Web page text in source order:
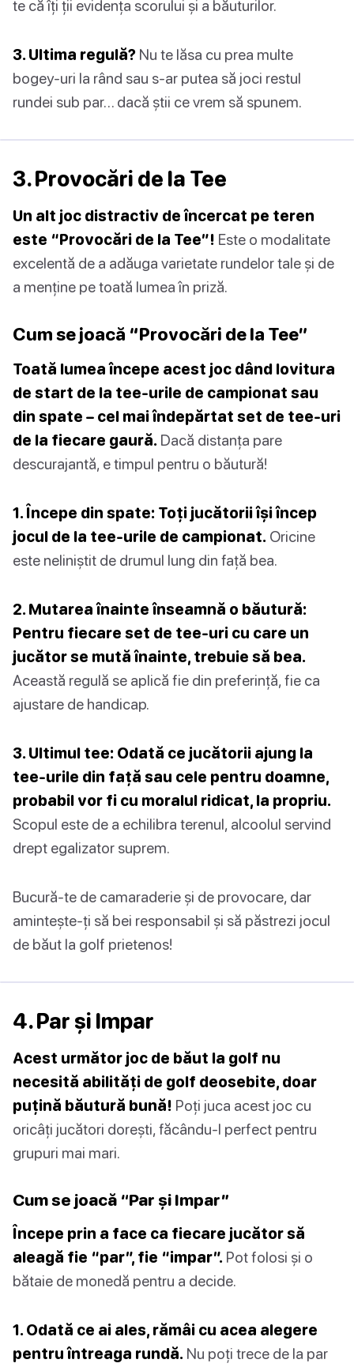
te că îți ții evidența scorului și a băuturilor.
3. Ultima regulă? Nu te lăsa cu prea multe
bogey-uri la rând sau s-ar putea să joci restul
rundei sub par… dacă știi ce vrem să spunem.
3. Provocări de la Tee
Un alt joc distractiv de încercat pe teren
este “Provocări de la Tee”! Este o modalitate
excelentă de a adăuga varietate rundelor tale și de
a menține pe toată lumea în priză.
Cum se joacă “Provocări de la Tee”
Toată lumea începe acest joc dând lovitura
de start de la tee-urile de campionat sau
din spate – cel mai îndepărtat set de tee-uri
de la fiecare gaură. Dacă distanța pare
descurajantă, e timpul pentru o băutură!
1. Începe din spate: Toți jucătorii își încep
jocul de la tee-urile de campionat. Oricine
este neliniștit de drumul lung din față bea.
2. Mutarea înainte înseamnă o băutură:
Pentru fiecare set de tee-uri cu care un
jucător se mută înainte, trebuie să bea.
Această regulă se aplică fie din preferință, fie ca
ajustare de handicap.
3. Ultimul tee: Odată ce jucătorii ajung la
tee-urile din față sau cele pentru doamne,
probabil vor fi cu moralul ridicat, la propriu.
Scopul este de a echilibra terenul, alcoolul servind
drept egalizator suprem.
Bucură-te de camaraderie și de provocare, dar
amintește-ți să bei responsabil și să păstrezi jocul
de băut la golf prietenos!
4. Par și Impar
Acest următor joc de băut la golf nu
necesită abilități de golf deosebite, doar
puțină băutură bună! Poți juca acest joc cu
oricâți jucători dorești, făcându-l perfect pentru
grupuri mai mari.
Cum se joacă “Par și Impar”
Începe prin a face ca fiecare jucător să
aleagă fie “par”, fie “impar”. Pot folosi și o
bătaie de monedă pentru a decide.
1. Odată ce ai ales, rămâi cu acea alegere
pentru întreaga rundă. Nu poți trece de la par